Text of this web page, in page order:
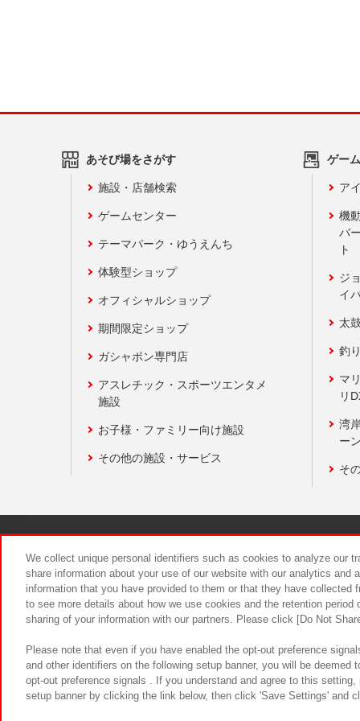
あそび場をさがす
施設・店舗検索
ゲームセンター
テーマパーク・ゆうえんち
体験型ショップ
オフィシャルショップ
期間限定ショップ
ガシャポン専門店
アスレチック・スポーツエンタメ
施設
お子様・ファミリー向け施設
その他の施設・サービス
ゲー
ア
機
バ
ト
ジ
イ
太
釣
マ
リ
湾
ー
そ
食品のご
We collect unique personal identifiers such as cookies to analyze our
share information about your use of our website with our analytics and
information that you have provided to them or that they have
to see more details about how we use cookies and the retention
sharing of your information with our partners. Please click [Do Not
Please note that even if you have enabled the opt-out preference
and other identifiers on the following setup banner, you will be
opt-out preference signals . If you understand and agree to this
setup banner by clicking the link below, then click 'Save Settings' and